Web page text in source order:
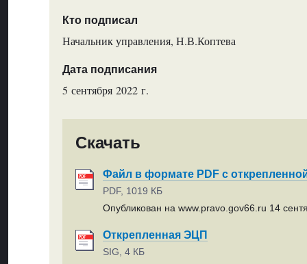
Кто подписал
Начальник управления, Н.В.Коптева
Дата подписания
5 сентября 2022 г.
Скачать
Файл в формате PDF с
PDF, 1019 КБ
Опубликован на www.pravo.gov66.ru 14
Открепленная ЭЦП
SIG, 4 КБ